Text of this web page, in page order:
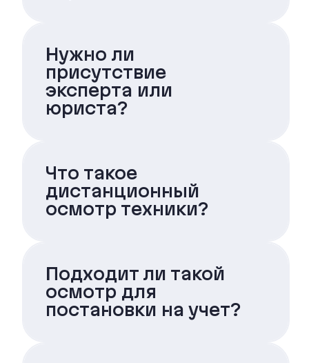
Нужно ли
присутствие
эксперта или
юриста?
Что такое
дистанционный
осмотр техники?
Подходит ли такой
осмотр для
постановки на учет?